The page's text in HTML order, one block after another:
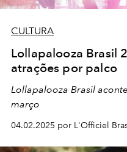
CULTURA
Lollapalooza Brasil
atrações por palco
Lollapalooza Brasil
março
04.02.2025 por L'Officiel